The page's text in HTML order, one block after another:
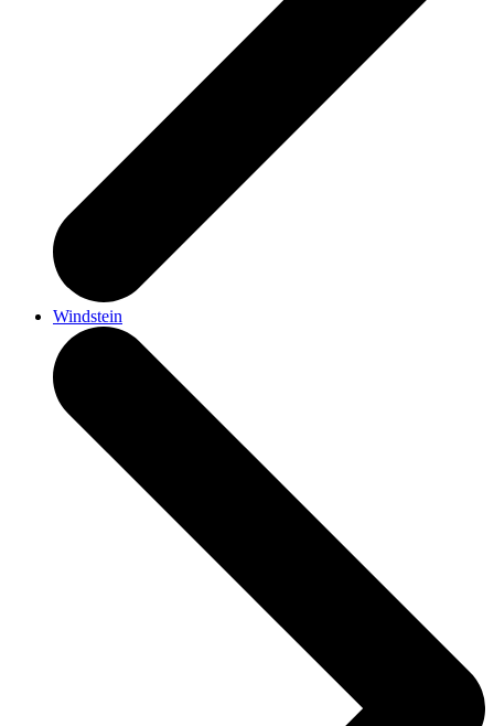
Windstein